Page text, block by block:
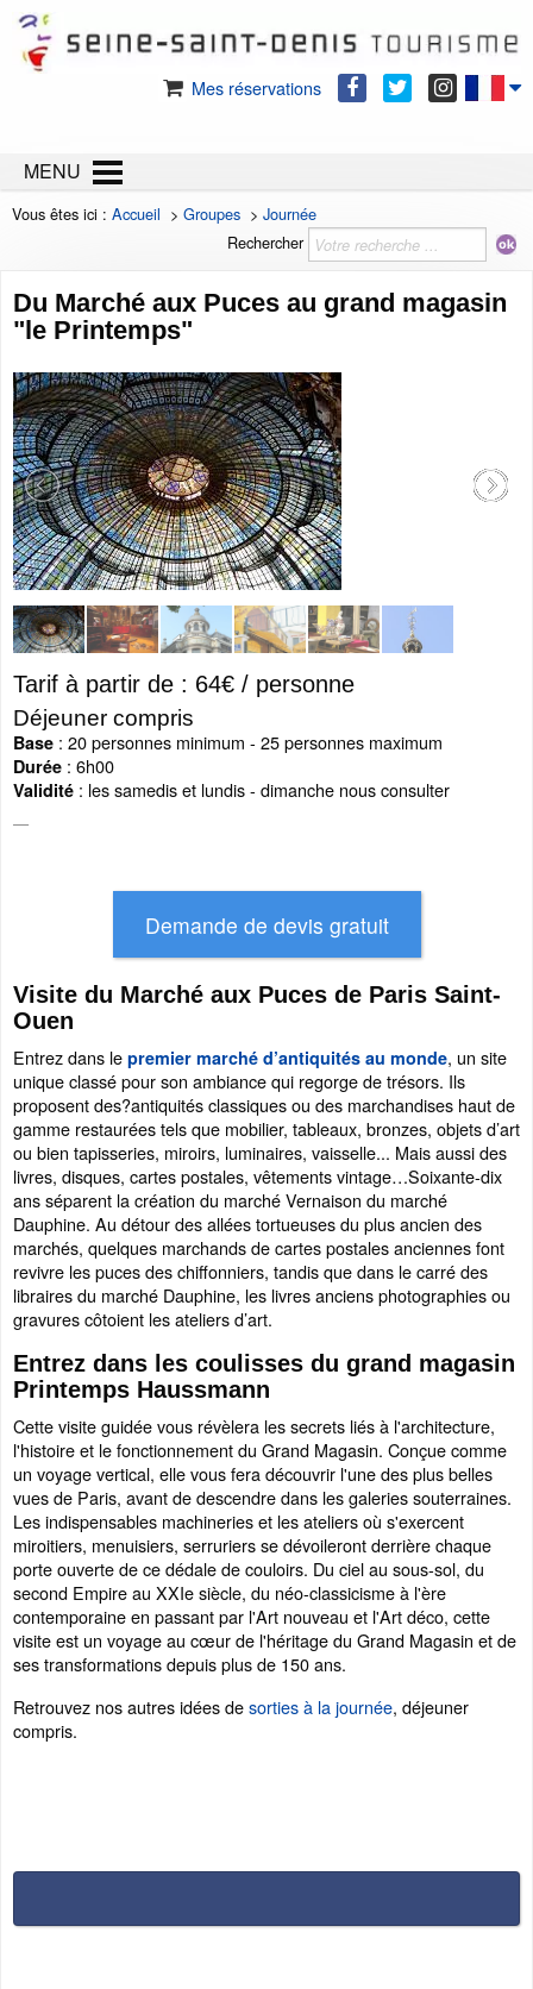
Mes réservations
MENU
Vous êtes ici : Accueil > Groupes > Journée
Rechercher
Du Marché aux Puces au grand magasin
"le Printemps"
Tarif à partir de : 64€ / personne
Déjeuner compris
Base : 20 personnes minimum - 25 personnes maximum
Durée : 6h00
Validité : les samedis et lundis - dimanche nous consulter
Visite du Marché aux Puces de Paris Saint-
Ouen
Entrez dans le premier marché d’antiquités au monde, un site
unique classé pour son ambiance qui regorge de trésors. Ils
proposent des?antiquités classiques ou des marchandises haut de
gamme restaurées tels que mobilier, tableaux, bronzes, objets d’art
ou bien tapisseries, miroirs, luminaires, vaisselle... Mais aussi des
livres, disques, cartes postales, vêtements vintage…Soixante-dix
ans séparent la création du marché Vernaison du marché
Dauphine. Au détour des allées tortueuses du plus ancien des
marchés, quelques marchands de cartes postales anciennes font
revivre les puces des chiffonniers, tandis que dans le carré des
libraires du marché Dauphine, les livres anciens photographies ou
gravures côtoient les ateliers d’art.
Entrez dans les coulisses du grand magasin
Printemps Haussmann
Cette visite guidée vous révèlera les secrets liés à l'architecture,
l'histoire et le fonctionnement du Grand Magasin. Conçue comme
un voyage vertical, elle vous fera découvrir l'une des plus belles
vues de Paris, avant de descendre dans les galeries souterraines.
Les indispensables machineries et les ateliers où s'exercent
miroitiers, menuisiers, serruriers se dévoileront derrière chaque
porte ouverte de ce dédale de couloirs. Du ciel au sous-sol, du
second Empire au XXIe siècle, du néo-classicisme à l'ère
contemporaine en passant par l'Art nouveau et l'Art déco, cette
visite est un voyage au cœur de l'héritage du Grand Magasin et de
ses transformations depuis plus de 150 ans.
Retrouvez nos autres idées desorties à la journée, déjeuner
compris.